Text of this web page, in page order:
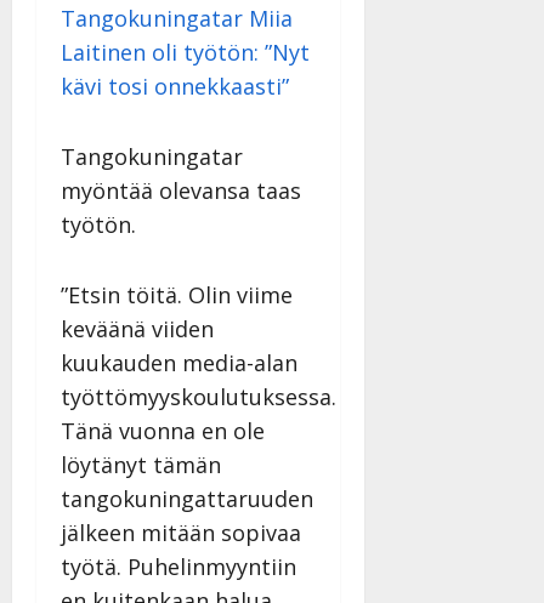
Tangokuningatar Miia
Laitinen oli työtön: ”Nyt
kävi tosi onnekkaasti”
Tangokuningatar
myöntää olevansa taas
työtön.
”Etsin töitä. Olin viime
keväänä viiden
kuukauden media-alan
työttömyyskoulutuksessa.
Tänä vuonna en ole
löytänyt tämän
tangokuningattaruuden
jälkeen mitään sopivaa
työtä. Puhelinmyyntiin